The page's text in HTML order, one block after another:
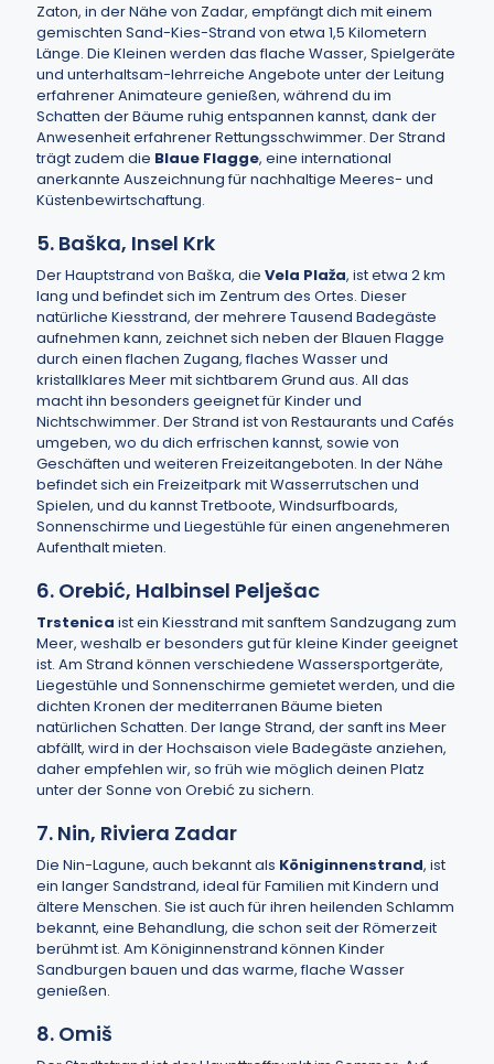
Zaton, in der Nähe von Zadar, empfängt dich mit einem
gemischten Sand-Kies-Strand von etwa 1,5 Kilometern
Länge. Die Kleinen werden das flache Wasser, Spielgeräte
und unterhaltsam-lehrreiche Angebote unter der Leitung
erfahrener Animateure genießen, während du im
Schatten der Bäume ruhig entspannen kannst, dank der
Anwesenheit erfahrener Rettungsschwimmer. Der Strand
trägt zudem die Blaue Flagge, eine international
anerkannte Auszeichnung für nachhaltige Meeres- und
Küstenbewirtschaftung.
5. Baška, Insel Krk
Der Hauptstrand von Baška, die Vela Plaža, ist etwa 2 km
lang und befindet sich im Zentrum des Ortes. Dieser
natürliche Kiesstrand, der mehrere Tausend Badegäste
aufnehmen kann, zeichnet sich neben der Blauen Flagge
durch einen flachen Zugang, flaches Wasser und
kristallklares Meer mit sichtbarem Grund aus. All das
macht ihn besonders geeignet für Kinder und
Nichtschwimmer. Der Strand ist von Restaurants und Cafés
umgeben, wo du dich erfrischen kannst, sowie von
Geschäften und weiteren Freizeitangeboten. In der Nähe
befindet sich ein Freizeitpark mit Wasserrutschen und
Spielen, und du kannst Tretboote, Windsurfboards,
Sonnenschirme und Liegestühle für einen angenehmeren
Aufenthalt mieten.
6. Orebić, Halbinsel Pelješac
Trstenica ist ein Kiesstrand mit sanftem Sandzugang zum
Meer, weshalb er besonders gut für kleine Kinder geeignet
ist. Am Strand können verschiedene Wassersportgeräte,
Liegestühle und Sonnenschirme gemietet werden, und die
dichten Kronen der mediterranen Bäume bieten
natürlichen Schatten. Der lange Strand, der sanft ins Meer
abfällt, wird in der Hochsaison viele Badegäste anziehen,
daher empfehlen wir, so früh wie möglich deinen Platz
unter der Sonne von Orebić zu sichern.
7. Nin, Riviera Zadar
Die Nin-Lagune, auch bekannt als Königinnenstrand, ist
ein langer Sandstrand, ideal für Familien mit Kindern und
ältere Menschen. Sie ist auch für ihren heilenden Schlamm
bekannt, eine Behandlung, die schon seit der Römerzeit
berühmt ist. Am Königinnenstrand können Kinder
Sandburgen bauen und das warme, flache Wasser
genießen.
8. Omiš